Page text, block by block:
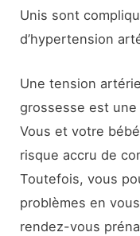
Unis sont
d’hypertension
Une tension
grossesse est
Vous et votre
risque accru de
Toutefois, vous
problèmes en
rendez-vous